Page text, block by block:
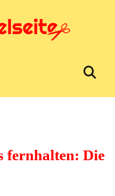
fernhalten: Die